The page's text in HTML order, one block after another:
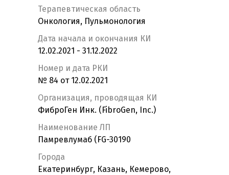
Терапевтическая область
Онкология, Пульмонология
Дата начала и окончания КИ
12.02.2021 - 31.12.2022
Номер и дата РКИ
№ 84 от 12.02.2021
Организация, проводящая КИ
ФиброГен Инк. (FibroGen, Inc.)
Наименование ЛП
Памревлумаб (FG-30190
Города
Екатеринбург, Казань, Кемерово,